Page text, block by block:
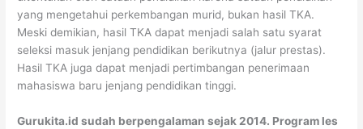
yang mengetahui perkembangan murid, bukan hasil TKA.
Meski demikian, hasil TKA dapat menjadi salah satu syarat
seleksi masuk jenjang pendidikan berikutnya (jalur prestas).
Hasil TKA juga dapat menjadi pertimbangan penerimaan
mahasiswa baru jenjang pendidikan tinggi.
Gurukita.id sudah berpengalaman sejak 2014. Program les